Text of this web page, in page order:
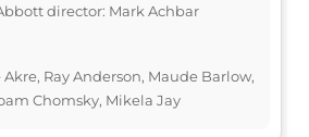
director: Mark Achbar
Akre, Ray Anderson, Maude Barlow,
Chomsky, Mikela Jay